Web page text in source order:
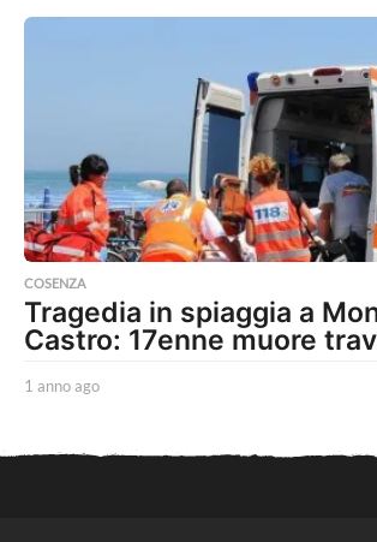
n
COSENZA
Tragedia in spiaggia a
Castro: 17enne muore
1 anno ago
n